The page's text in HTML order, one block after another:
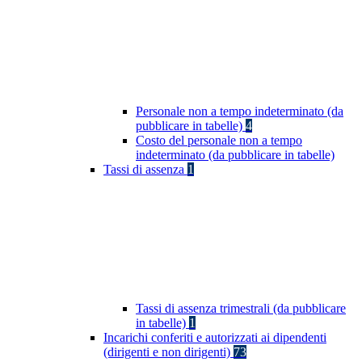
Personale non a tempo indeterminato (da
pubblicare in tabelle) 4
Costo del personale non a tempo
indeterminato (da pubblicare in tabelle)
Tassi di assenza 1
Tassi di assenza trimestrali (da pubblicare
in tabelle) 1
Incarichi conferiti e autorizzati ai dipendenti
(dirigenti e non dirigenti) 73